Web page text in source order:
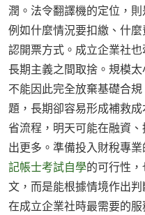
潤。法令翻譯機的定位，
例如什麼情況要扣繳、什
認開票方式。成立企業社
長期主義之間取捨。規模
不能因此完全放棄基礎合
題，長期卻容易形成補救
省流程，明天可能在融資
出更多。準備投入財稅專
記帳士考試自學的可行性
文，而是能根據情境作出
在成立企業社時最需要的服